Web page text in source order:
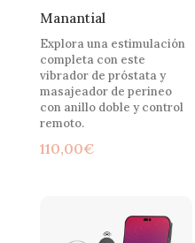
Manantial
Explora una estimulación
completa con este
vibrador de próstata y
masajeador de perineo
con anillo doble y control
remoto.
110,00€